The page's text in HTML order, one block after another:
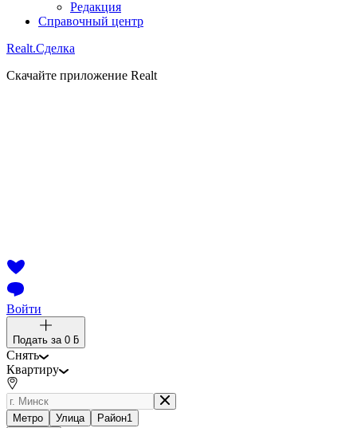
Редакция
Справочный центр
Realt.Сделка
Скачайте приложение Realt
Войти
Подать за 0 ƃ
Снять
Квартиру
Метро Улица Район1